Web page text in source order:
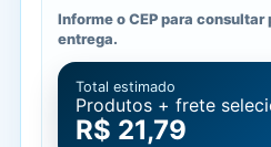
Informe o CEP para consultar
entrega.
Total estimado
Produtos + frete
R$ 21,79